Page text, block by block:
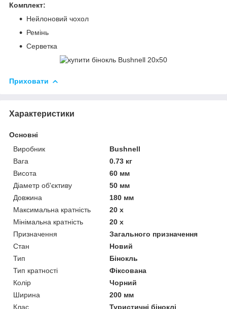
Комплект:
Нейлоновий чохол
Ремінь
Серветка
Приховати
Характеристики
Основні
Виробник
Bushnell
Вага
0.73 кг
Висота
60 мм
Діаметр об'єктиву
50 мм
Довжина
180 мм
Максимальна кратність
20 х
Мінімальна кратність
20 х
Призначення
Загального призначення
Стан
Новий
Тип
Бінокль
Тип кратності
Фіксована
Колір
Чорний
Ширина
200 мм
Клас
Туристичні біноклі